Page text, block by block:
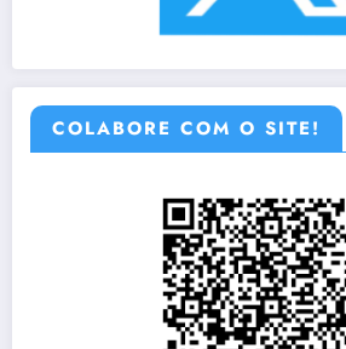
COLABORE COM O SITE!